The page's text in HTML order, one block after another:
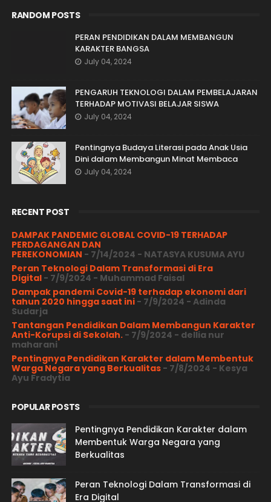
RANDOM POSTS
PERAN PENDIDIKAN DALAM MEMBANGUN
KARAKTER BANGSA
July 04, 2024
PENGARUH TEKNOLOGI DALAM PEMBELAJARAN
TERHADAP MOTIVASI BELAJAR SISWA
July 04, 2024
Pentingnya Budaya Literasi pada Anak Usia
Dini dalam Membangun Minat Membaca
July 04, 2024
RECENT POST
DAMPAK PANDEMIC GLOBAL COVID-19 TERHADAP
PERDAGANGAN DAN
PEREKONOMIAN - 7/14/2024 - NATASYA KUSUMA AYU
Peran Teknologi Dalam Transformasi di Era
Digital- 7/9/2024 - Muhammad Faisal
Dampak pandemi Covid-19 terhadap ekonomi dari
tahun 2020 hingga saat ini- 7/9/2024 - Adinda
Sudarja
Tantangan Pendidikan Dalam Membangun Karakter
Anti-Korupsi di Sekolah.- 7/9/2024 - dellia nur
maharani
Pentingnya Pendidikan Karakter dalam Membentuk
Warga Negara yang Berkualitas- 7/8/2024 - Kesya
Ayu Fradytia
POPULAR POSTS
Pentingnya Pendidikan Karakter dalam
Membentuk Warga Negara yang
Berkualitas
Peran Teknologi Dalam Transformasi di
Era Digital